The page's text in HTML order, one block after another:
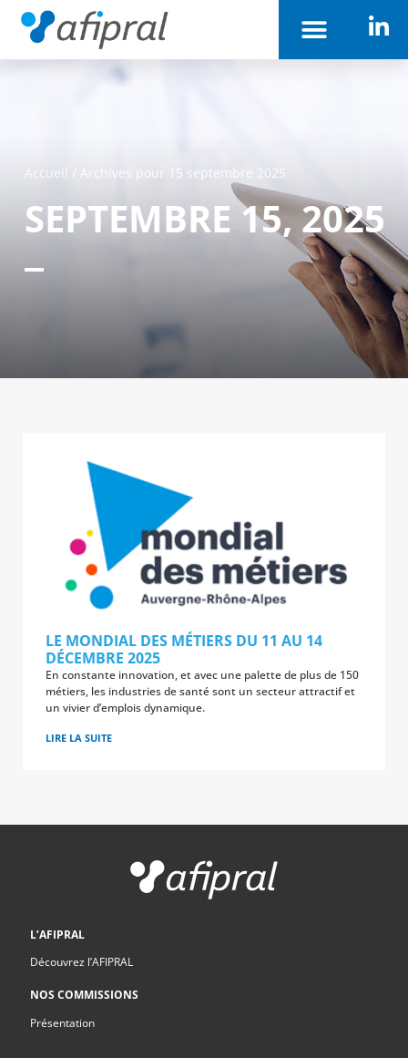
Accueil / Archives pour 15 septembre 2025
SEPTEMBRE 15, 2025
LE MONDIAL DES MÉTIERS DU 11 AU 14
DÉCEMBRE 2025
En constante innovation, et avec une palette de plus de 150
métiers, les industries de santé sont un secteur attractif et
un vivier d’emplois dynamique.
LIRE LA SUITE
L’AFIPRAL
Découvrez l’AFIPRAL
NOS COMMISSIONS
Présentation